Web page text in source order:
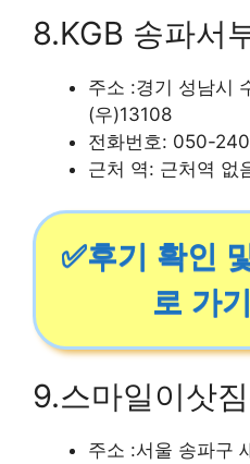
8.KGB 송파서
주소 :경기 성남시
(우)13108
전화번호: 050-
근처 역: 근처역 없
✅후기 확인
로 가
9.스마일이삿
주소 :서울 송파구